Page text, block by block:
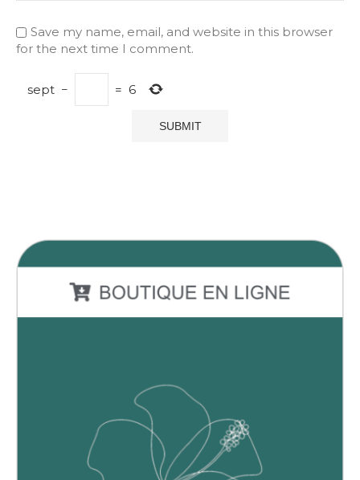
Save my name, email, and website in this browser
for the next time I comment.
sept − = 6